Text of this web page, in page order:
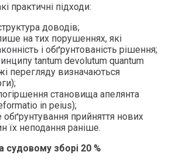
практичні підходи:
доводів;
на тих порушеннях, які
і обґрунтованість рішення;
tantum devolutum quantum
перегляду визначаються
становища апелянта
in peius);
прийняття нових
їх неподання раніше.
судовому зборі 20 %